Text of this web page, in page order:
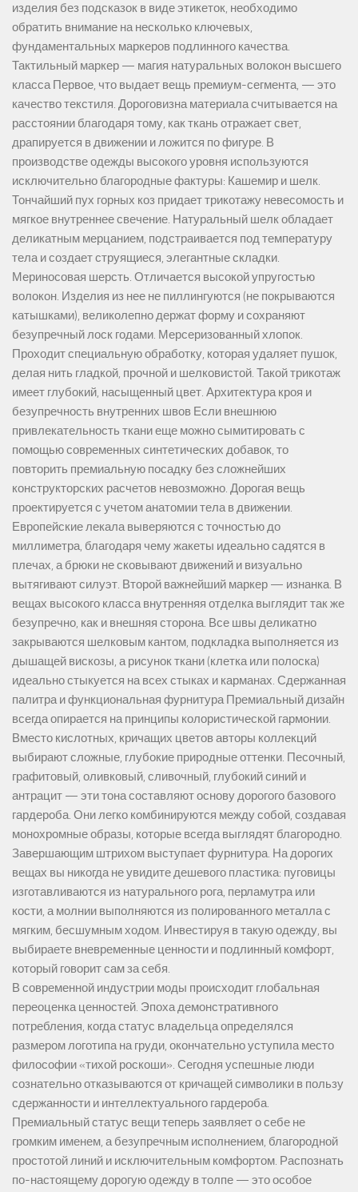
изделия без подсказок в виде этикеток, необходимо
обратить внимание на несколько ключевых,
фундаментальных маркеров подлинного качества.
Тактильный маркер — магия натуральных волокон высшего
класса Первое, что выдает вещь премиум-сегмента, — это
качество текстиля. Дороговизна материала считывается на
расстоянии благодаря тому, как ткань отражает свет,
драпируется в движении и ложится по фигуре. В
производстве одежды высокого уровня используются
исключительно благородные фактуры: Кашемир и шелк.
Тончайший пух горных коз придает трикотажу невесомость и
мягкое внутреннее свечение. Натуральный шелк обладает
деликатным мерцанием, подстраивается под температуру
тела и создает струящиеся, элегантные складки.
Мериносовая шерсть. Отличается высокой упругостью
волокон. Изделия из нее не пиллингуются (не покрываются
катышками), великолепно держат форму и сохраняют
безупречный лоск годами. Мерсеризованный хлопок.
Проходит специальную обработку, которая удаляет пушок,
делая нить гладкой, прочной и шелковистой. Такой трикотаж
имеет глубокий, насыщенный цвет. Архитектура кроя и
безупречность внутренних швов Если внешнюю
привлекательность ткани еще можно сымитировать с
помощью современных синтетических добавок, то
повторить премиальную посадку без сложнейших
конструкторских расчетов невозможно. Дорогая вещь
проектируется с учетом анатомии тела в движении.
Европейские лекала выверяются с точностью до
миллиметра, благодаря чему жакеты идеально садятся в
плечах, а брюки не сковывают движений и визуально
вытягивают силуэт. Второй важнейший маркер — изнанка. В
вещах высокого класса внутренняя отделка выглядит так же
безупречно, как и внешняя сторона. Все швы деликатно
закрываются шелковым кантом, подкладка выполняется из
дышащей вискозы, а рисунок ткани (клетка или полоска)
идеально стыкуется на всех стыках и карманах. Сдержанная
палитра и функциональная фурнитура Премиальный дизайн
всегда опирается на принципы колористической гармонии.
Вместо кислотных, кричащих цветов авторы коллекций
выбирают сложные, глубокие природные оттенки. Песочный,
графитовый, оливковый, сливочный, глубокий синий и
антрацит — эти тона составляют основу дорогого базового
гардероба. Они легко комбинируются между собой, создавая
монохромные образы, которые всегда выглядят благородно.
Завершающим штрихом выступает фурнитура. На дорогих
вещах вы никогда не увидите дешевого пластика: пуговицы
изготавливаются из натурального рога, перламутра или
кости, а молнии выполняются из полированного металла с
мягким, бесшумным ходом. Инвестируя в такую одежду, вы
выбираете вневременные ценности и подлинный комфорт,
который говорит сам за себя.
В современной индустрии моды происходит глобальная
переоценка ценностей. Эпоха демонстративного
потребления, когда статус владельца определялся
размером логотипа на груди, окончательно уступила место
философии «тихой роскоши». Сегодня успешные люди
сознательно отказываются от кричащей символики в пользу
сдержанности и интеллектуального гардероба.
Премиальный статус вещи теперь заявляет о себе не
громким именем, а безупречным исполнением, благородной
простотой линий и исключительным комфортом. Распознать
по-настоящему дорогую одежду в толпе — это особое